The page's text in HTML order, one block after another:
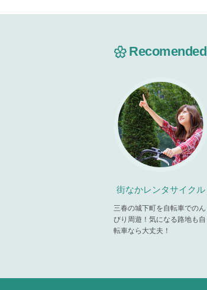
Recomended
街なかレンタサイクル
三春の城下町を自転車でのん
びり周遊！気になる路地も自
転車なら大丈夫！